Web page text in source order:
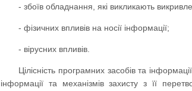
- збоїв обладнання, які викликають
- фізичних впливів на носії інформації;
- вірусних впливів.
Цілісність програмних засобів та
інформації та механізмів захисту з її